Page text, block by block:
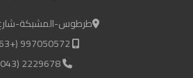
طرطوس-المشبكة-
2229678 (043)